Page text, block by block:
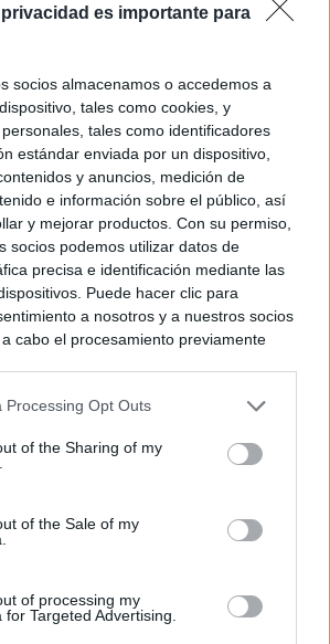
es importante para
socios almacenamos o accedemos a
tales como cookies, y
tales como identificadores
estándar enviada por un dispositivo,
y anuncios, medición de
e información sobre el público, así
y mejorar productos. Con su permiso,
socios podemos utilizar datos de
precisa e identificación mediante las
Puede hacer clic para
a nosotros y a nuestros socios
cabo el procesamiento previamente
Tenga en cuenta que algún
pero usted tiene el derecho de
Sus preferencias se aplicarán
entrando de nuevo en este sitio web o
de privacidad.
Processing Opt Outs
of the Sharing of my
of the Sale of my
of processing my
Targeted Advertising.
personas se
Legal Privacidad y Cookies